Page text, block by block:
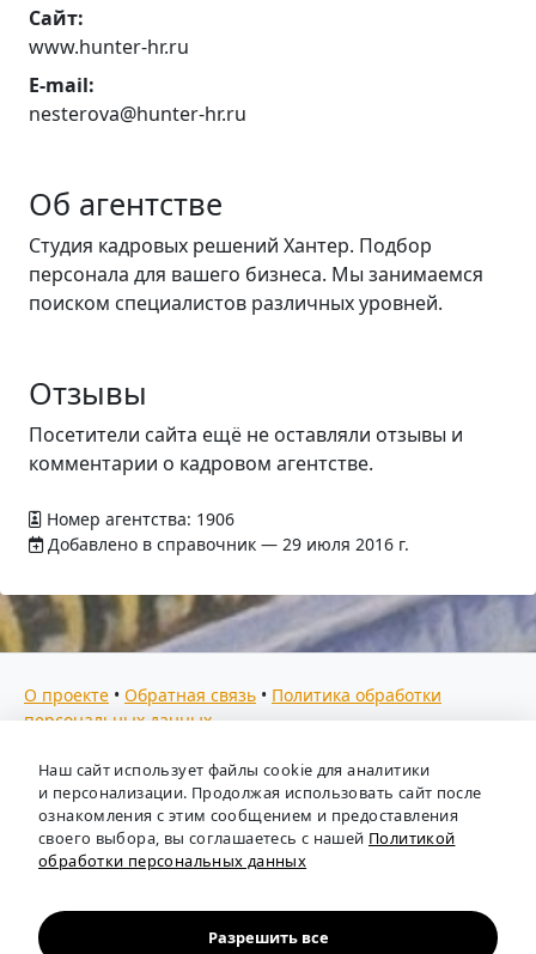
Сайт:
www.hunter-hr.ru
E-mail:
nesterova@hunter-hr.ru
Об агентстве
Студия кадровых решений Хантер. Подбор
персонала для вашего бизнеса. Мы занимаемся
поиском специалистов различных уровней.
Отзывы
Посетители сайта ещё не оставляли отзывы и
комментарии о кадровом агентстве.
Номер агентства: 1906
Добавлено в справочник — 29 июля 2016 г.
О проекте • Обратная связь • Политика обработки
персональных данных
Мы собираем отзывы, составляем рейтинги и
предоставляем всю информацию о кадровых агентствах
России. Также анализируем ключевые тенденции рынка
труда: отслеживаем динамику зарплат, уровень
безработицы и общую обстановку в отрасли, чтобы вы
Независимый портал-справочник«Кадровые агентства
Наш сайт использует файлы cookie для аналитики
и персонализации. Продолжая использовать сайт после
ознакомления с этим сообщением и предоставления
своего выбора, вы соглашаетесь с нашей Политикой
обработки персональных данных
Разрешить все